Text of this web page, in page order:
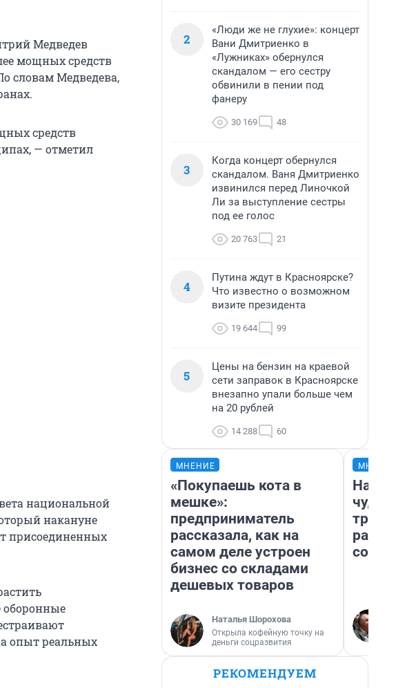
Медведев
мощных средств
словам Медведева,
средств
— отметил
национальной
накануне
присоединенных
оборонные
опыт реальных
2
«Люди же не глухие»: концерт
Вани Дмитриенко в
«Лужниках» обернулся
скандалом — его сестру
обвинили в пении под
фанеру
30 169 48
3
Когда концерт обернулся
скандалом. Ваня Дмитриенко
извинился перед Линочкой
Ли за выступление сестры
под ее голос
20 763 21
4
Путина ждут в Красноярске?
Что известно о возможном
визите президента
19 644 99
5
Цены на бензин на краевой
сети заправок в Красноярске
внезапно упали больше чем
на 20 рублей
14 288 60
МНЕНИЕ
«Покупаешь кота в
мешке»:
предприниматель
рассказала, как на
самом деле устроен
бизнес со складами
дешевых товаров
Наталья Шорохова
Открыла кофейную точку на
деньги соцразвития
РЕКОМЕНДУЕМ